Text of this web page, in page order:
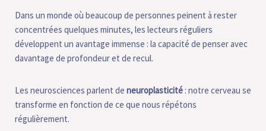
Dans un monde où beaucoup de personnes peinent à rester
concentrées quelques minutes, les lecteurs réguliers
développent un avantage immense : la capacité de penser avec
davantage de profondeur et de recul.
Les neurosciences parlent de neuroplasticité : notre cerveau se
transforme en fonction de ce que nous répétons
régulièrement.